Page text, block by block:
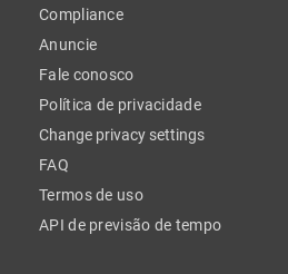
Compliance
Anuncie
Fale conosco
Política de privacidade
Change privacy settings
FAQ
Termos de uso
API de previsão de tempo